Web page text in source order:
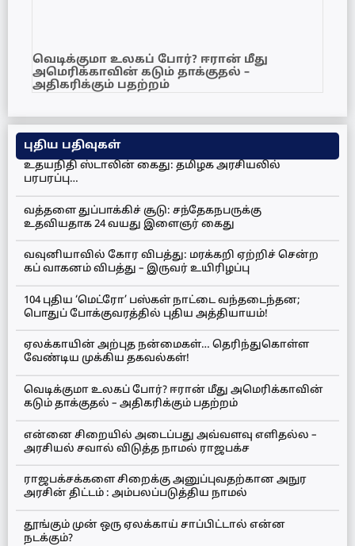
வெடிக்குமா உலகப் போர்? ஈரான் மீது
அமெரிக்காவின் கடும் தாக்குதல் –
அதிகரிக்கும் பதற்றம்
புதிய பதிவுகள்
உதயநிதி ஸ்டாலின் கைது: தமிழக அரசியலில்
பரபரப்பு…
வத்தளை துப்பாக்கிச் சூடு: சந்தேகநபருக்கு
உதவியதாக 24 வயது இளைஞர் கைது
வவுனியாவில் கோர விபத்து: மரக்கறி ஏற்றிச் சென்ற
கப் வாகனம் விபத்து – இருவர் உயிரிழப்பு
104 புதிய ‘மெட்ரோ’ பஸ்கள் நாட்டை வந்தடைந்தன;
பொதுப் போக்குவரத்தில் புதிய அத்தியாயம்!
ஏலக்காயின் அற்புத நன்மைகள்… தெரிந்துகொள்ள
வேண்டிய முக்கிய தகவல்கள்!
வெடிக்குமா உலகப் போர்? ஈரான் மீது அமெரிக்காவின்
கடும் தாக்குதல் – அதிகரிக்கும் பதற்றம்
என்னை சிறையில் அடைப்பது அவ்வளவு எளிதல்ல –
அரசியல் சவால் விடுத்த நாமல் ராஜபக்ச
ராஜபக்சக்களை சிறைக்கு அனுப்புவதற்கான அநுர
அரசின் திட்டம் : அம்பலப்படுத்திய நாமல்
தூங்கும் முன் ஒரு ஏலக்காய் சாப்பிட்டால் என்ன
நடக்கும்?